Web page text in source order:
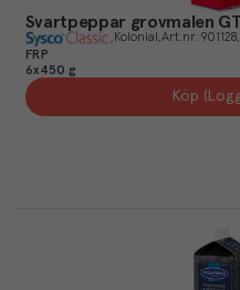
Svartpeppar grovmalen
Kolonial Art.nr. 901128
FRP
6x450 g
Köp